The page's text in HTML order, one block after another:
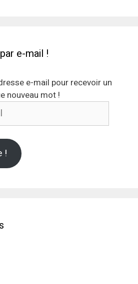
e-mail !
e-mail pour recevoir un
nouveau mot !
!